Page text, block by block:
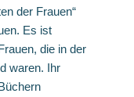
der Frauen“
Es ist
die in der
waren. Ihr